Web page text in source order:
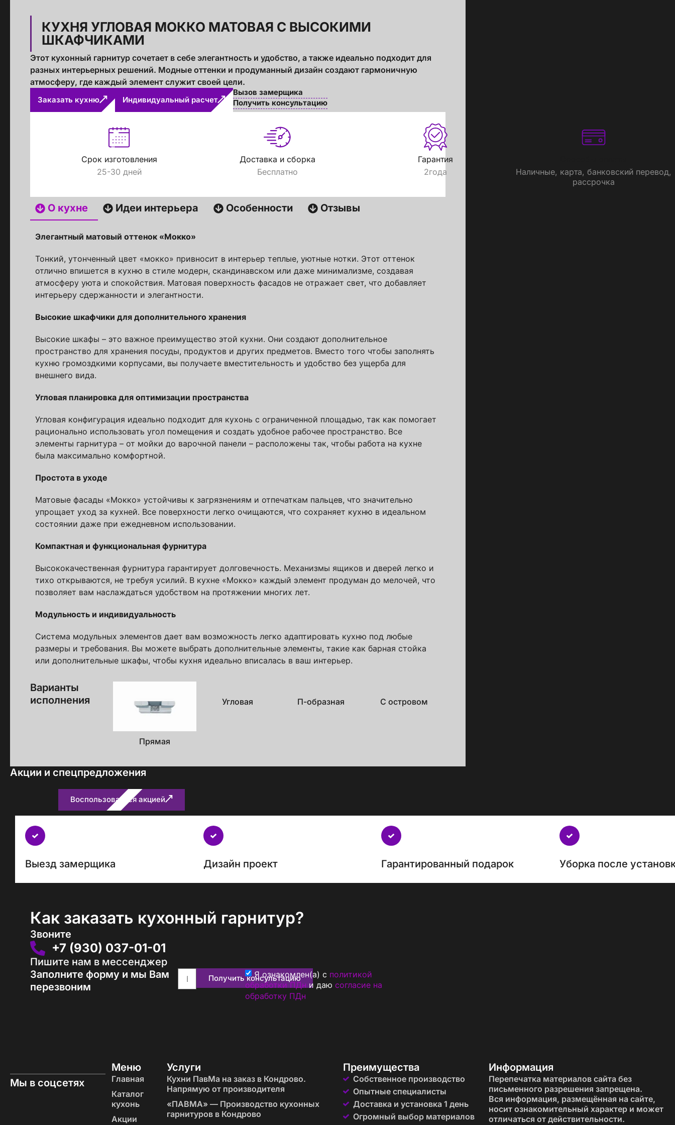
КУХНЯ УГЛОВАЯ МОККО МАТОВАЯ С ВЫСОКИМИ
ШКАФЧИКАМИ
Этот кухонный гарнитур сочетает в себе элегантность и удобство, а также идеально подходит для
разных интерьерных решений. Модные оттенки и продуманный дизайн создают гармоничную
атмосферу, где каждый элемент служит своей цели.
Заказать кухню Индивидуальный расчет
Вызов замерщика
Получить консультацию
Срок изготовления
25-30 дней
Доставка и сборка
Бесплатно
Гарантия
2года
Наличные, карта, банковский перевод,
рассрочка
О кухне Идеи интерьера Особенности Отзывы
Элегантный матовый оттенок «Мокко»
Тонкий, утонченный цвет «мокко» привносит в интерьер теплые, уютные нотки. Этот оттенок
отлично впишется в кухню в стиле модерн, скандинавском или даже минимализме, создавая
атмосферу уюта и спокойствия. Матовая поверхность фасадов не отражает свет, что добавляет
интерьеру сдержанности и элегантности.
Высокие шкафчики для дополнительного хранения
Высокие шкафы – это важное преимущество этой кухни. Они создают дополнительное
пространство для хранения посуды, продуктов и других предметов. Вместо того чтобы заполнять
кухню громоздкими корпусами, вы получаете вместительность и удобство без ущерба для
внешнего вида.
Угловая планировка для оптимизации пространства
Угловая конфигурация идеально подходит для кухонь с ограниченной площадью, так как помогает
рационально использовать угол помещения и создать удобное рабочее пространство. Все
элементы гарнитура – от мойки до варочной панели – расположены так, чтобы работа на кухне
была максимально комфортной.
Простота в уходе
Матовые фасады «Мокко» устойчивы к загрязнениям и отпечаткам пальцев, что значительно
упрощает уход за кухней. Все поверхности легко очищаются, что сохраняет кухню в идеальном
состоянии даже при ежедневном использовании.
Компактная и функциональная фурнитура
Высококачественная фурнитура гарантирует долговечность. Механизмы ящиков и дверей легко и
тихо открываются, не требуя усилий. В кухне «Мокко» каждый элемент продуман до мелочей, что
позволяет вам наслаждаться удобством на протяжении многих лет.
Модульность и индивидуальность
Система модульных элементов дает вам возможность легко адаптировать кухню под любые
размеры и требования. Вы можете выбрать дополнительные элементы, такие как барная стойка
или дополнительные шкафы, чтобы кухня идеально вписалась в ваш интерьер.
Варианты
исполнения
Прямая
Угловая П-образная С островом
Акции и спецпредложения
Воспользоваться акцией
каждым
проектом
Выезд замерщика Дизайн проект Гарантированный подарок Уборка после
Как заказать кухонный гарнитур?
Звоните
+7 (930) 037-01-01
Пишите нам в мессенджер
Заполните форму и мы Вам
перезвоним
Получить консультацию
Я ознакомлен(а) с политикой
обработки ПДн и даю согласие на
обработку ПДн
Мы в соцсетях
Меню
Главная
Каталог
кухонь
Акции
Услуги
Кухни ПавМа на заказ в Кондрово.
Напрямую от производителя
«‎ПАВМА» — Производство кухонных
гарнитуров в Кондрово
Преимущества
Собственное производство
Опытные специалисты
Доставка и установка 1 день
Огромный выбор материалов
Информация
Перепечатка материалов сайта без
письменного разрешения запрещена.
Вся информация, размещённая на сайте,
носит ознакомительный характер и может
отличаться от действительности.
Стойте! Подождите!
Скачайте бесплатно
Каталог авторских кухонь ПавМа,
популярных в 2026 году
Получить файл сейчас
Я ознакомлен(а) сполитикой обработки ПДн